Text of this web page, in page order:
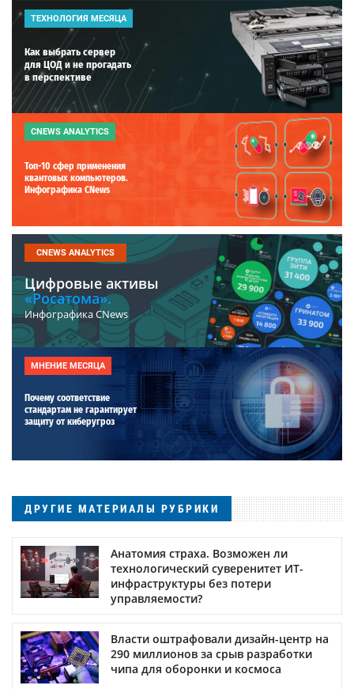
ТЕХНОЛОГИЯ МЕСЯЦА
Как выбрать сервер
для ЦОД и не прогадать
в перспективе
CNEWS ANALYTICS
Топ-10 сфер применения
квантовых компьютеров.
Инфографика CNews
CNEWS ANALYTICS
Цифровые активы
«Росатома».
Инфографика CNews
МНЕНИЕ МЕСЯЦА
Почему соответствие
стандартам не гарантирует
защиту от киберугроз
ДРУГИЕ МАТЕРИАЛЫ РУБРИКИ
Анатомия страха. Возможен ли
технологический суверенитет ИТ-
инфраструктуры без потери
управляемости?
Власти оштрафовали дизайн-центр на
290 миллионов за срыв разработки
чипа для оборонки и космоса